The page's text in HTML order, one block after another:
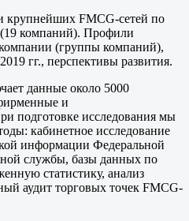
крупнейших FMCG-сетей по
компаний). Профили
(группы компаний),
гг., перспективы развития.
данные около 5000
и
подготовке исследования мы
кабинетное исследование
информации Федеральной
службы, базы данных по
статистику, анализ
аудит торговых точек FMCG-